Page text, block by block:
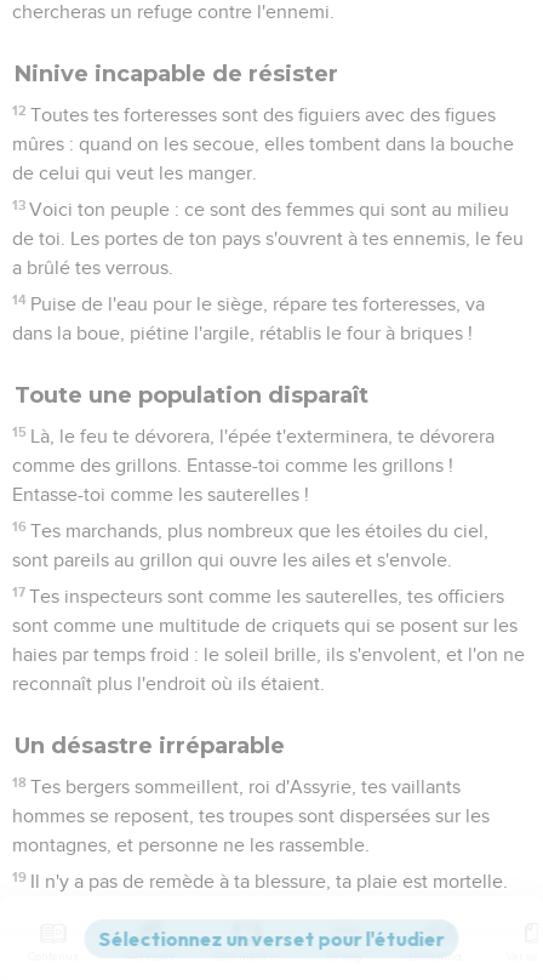
chercheras un refuge contre l'ennemi.
Ninive incapable de résister
12 Toutes tes forteresses sont des figuiers avec des figues
mûres : quand on les secoue, elles tombent dans la bouche
de celui qui veut les manger.
13 Voici ton peuple : ce sont des femmes qui sont au milieu
de toi. Les portes de ton pays s'ouvrent à tes ennemis, le feu
a brûlé tes verrous.
14 Puise de l'eau pour le siège, répare tes forteresses, va
dans la boue, piétine l'argile, rétablis le four à briques !
Toute une population disparaît
15 Là, le feu te dévorera, l'épée t'exterminera, te dévorera
comme des grillons. Entasse-toi comme les grillons !
Entasse-toi comme les sauterelles !
16 Tes marchands, plus nombreux que les étoiles du ciel,
sont pareils au grillon qui ouvre les ailes et s'envole.
17 Tes inspecteurs sont comme les sauterelles, tes officiers
sont comme une multitude de criquets qui se posent sur les
haies par temps froid : le soleil brille, ils s'envolent, et l'on ne
reconnaît plus l'endroit où ils étaient.
Un désastre irréparable
18 Tes bergers sommeillent, roi d'Assyrie, tes vaillants
hommes se reposent, tes troupes sont dispersées sur les
montagnes, et personne ne les rassemble.
19 Il n'y a pas de remède à ta blessure, ta plaie est mortelle.
propos. En effet, quel est celui que ta méchanceté n'a pas
Versions Commentaires Strong